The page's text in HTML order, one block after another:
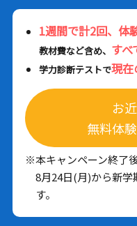
1週間で計2回、体
教材費など含め、 すべ
学力診断テストで現在
お
無料体
※本キャンペーン終了後
8月24日(月)から新
す。